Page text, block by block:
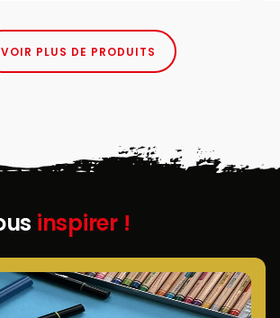
VOIR PLUS DE PRODUITS
inspirer !